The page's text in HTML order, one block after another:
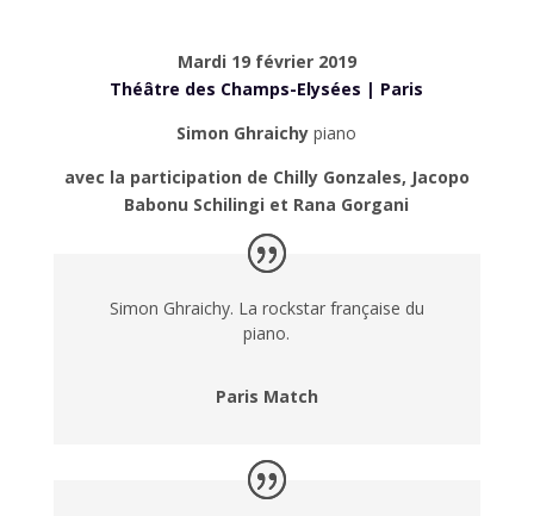
Mardi 19 février 2019
Théâtre des Champs-Elysées | Paris
Simon Ghraichy piano
avec la participation de Chilly Gonzales, Jacopo
Babonu Schilingi et Rana Gorgani
Simon Ghraichy. La rockstar française du
piano.
Paris Match